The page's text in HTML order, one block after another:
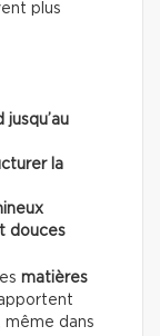
plus
la
douces
matières
même dans